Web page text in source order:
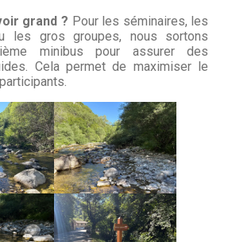
grand ? Pour les séminaires, les
les gros groupes, nous sortons
minibus pour assurer des
Cela permet de maximiser le